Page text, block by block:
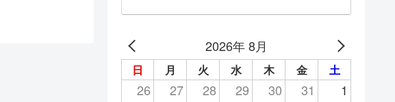
2026年 8月
日 月 火 水 木 金 土
26 27 28 29 30 31 1